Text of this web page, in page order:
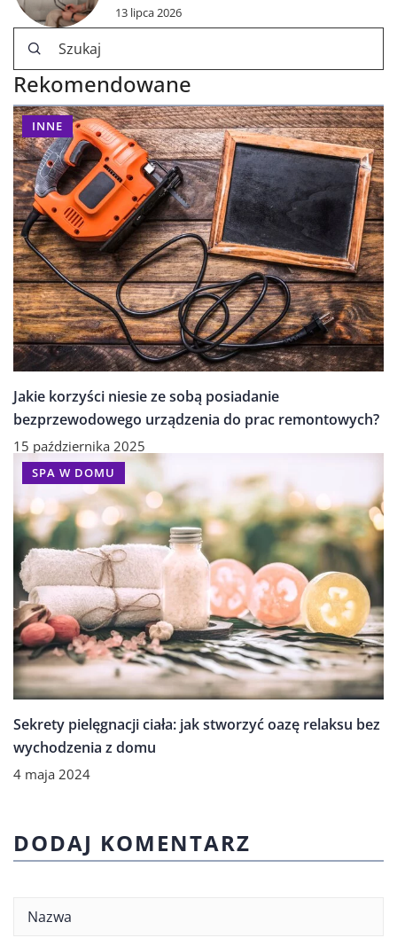
13 lipca 2026
Rekomendowane
INNE
Jakie korzyści niesie ze sobą posiadanie
bezprzewodowego urządzenia do prac remontowych?
15 października 2025
SPA W DOMU
Sekrety pielęgnacji ciała: jak stworzyć oazę relaksu bez
wychodzenia z domu
4 maja 2024
DODAJ KOMENTARZ